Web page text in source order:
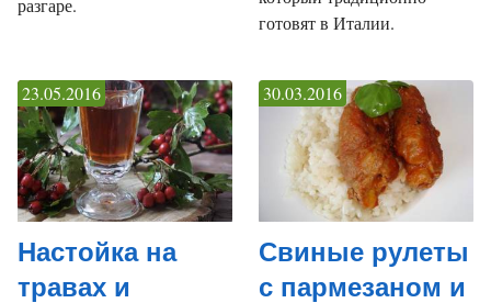
разгаре.
готовят в Италии.
Настойка на
травах и
23.05.2016
Свиные рулеты
с пармезаном и
30.03.2016